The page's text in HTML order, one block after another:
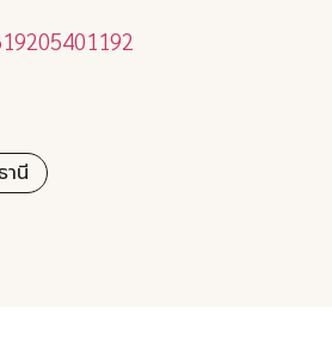
านี